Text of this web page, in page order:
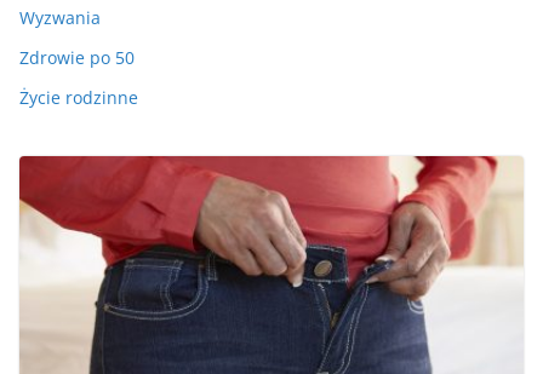
Wyzwania
Zdrowie po 50
Życie rodzinne